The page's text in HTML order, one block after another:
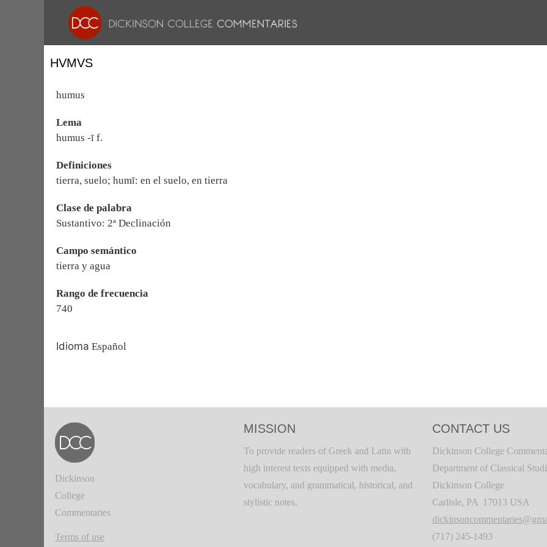
HVMVS
humus
Lema
humus -ī f.
Definiciones
tierra, suelo; humī: en el suelo, en tierra
Clase de palabra
Sustantivo: 2ª Declinación
Campo semántico
tierra y agua
Rango de frecuencia
740
Idioma Español
Dickinson
College
Commentaries
Terms of use
MISSION
To provide readers of Greek and Latin with
high interest texts equipped with media,
vocabulary, and grammatical, historical, and
stylistic notes.
CONTACT US
Dickinson College
Department of Classical
Dickinson College
Carlisle, PA 17013 USA
(717) 245-1493